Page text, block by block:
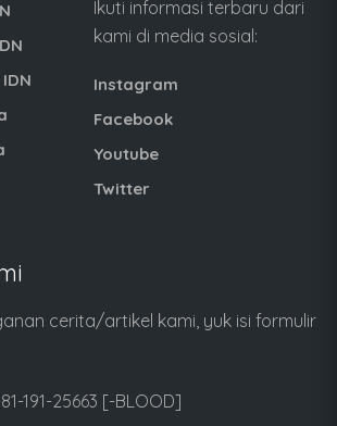
Ikuti informasi terbaru dari
kami di media sosial:
Instagram
Facebook
Youtube
Twitter
cerita/artikel kami, yuk isi formulir
191-25663 [-BLOOD]